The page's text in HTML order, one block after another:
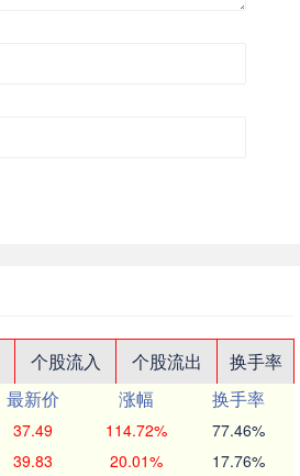
个股流入 个股流出
换手率
最新价 涨幅
换手率
37.49 114.72% 77.46%
39.83 20.01% 17.76%